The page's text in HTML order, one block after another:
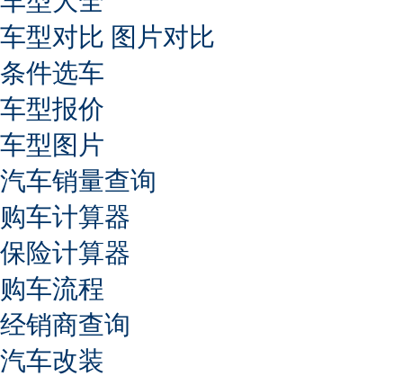
车型对比 图片对比
条件选车
车型报价
车型图片
汽车销量查询
购车计算器
保险计算器
购车流程
经销商查询
汽车改装